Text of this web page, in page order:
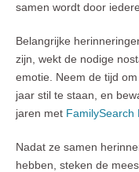
samen wordt door
Belangrijke
zijn, wekt de nodige
emotie. Neem de tijd
jaar stil te staan, en
jaren met FamilySearch
Nadat ze samen
hebben, steken de